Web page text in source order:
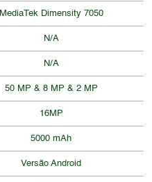
MediaTek Dimensity 7050
N/A
N/A
50 MP & 8 MP & 2 MP
16MP
5000 mAh
Versão Android